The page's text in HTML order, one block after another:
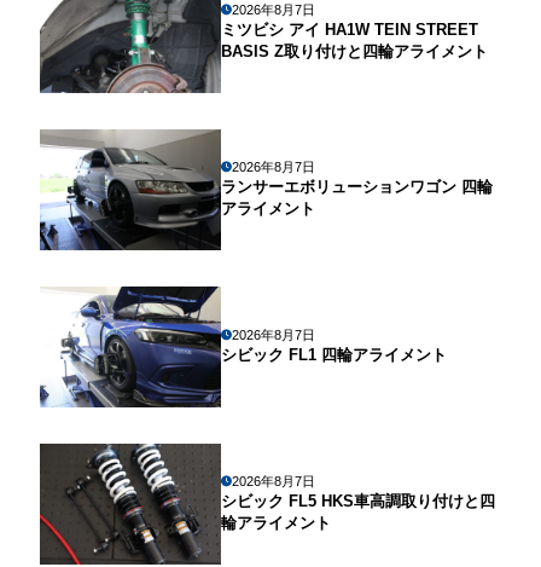
2026年8月7日
ミツビシ アイ HA1W TEIN STREET
BASIS Z取り付けと四輪アライメント
2026年8月7日
ランサーエボリューションワゴン 四輪
アライメント
2026年8月7日
シビック FL1 四輪アライメント
2026年8月7日
シビック FL5 HKS車高調取り付けと四
輪アライメント